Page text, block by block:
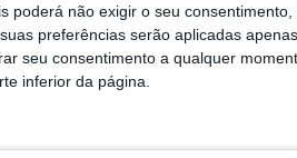
poderá não exigir o seu
preferências serão aplicadas
seu consentimento a qualquer
inferior da página.
novas regras para a